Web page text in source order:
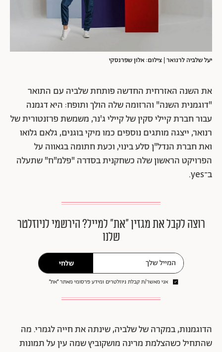
יעל שלביה לרנואר | צילום: אלון שפרנסקי
את השנה האזרחית החדשה פותחת שלביה עם התואר
"דוגמנית השנה" והרזומה שלה הולך ותופח: היא דגמנה
עבור חברת קיילי סקין של קיילי ג'נר, משמשת פרזנטורית של
רנואר, ייצגה מותגים נוספים כמו מיקי בוגנים, גלאם גלואו
ואת חברת הנדל"ן סלע בינוי, וכעת חתומה בגאווה על
הפרויקט הראשון שלה כשחקנית בסדרה "פלמ"ח" שתעלה
ב־yes.
רוצה לקבל את מגזין ״את״ למייל? הירשמי לניוזלטר
שלנו
שלחי
אני מאשר/ת קבלת ניוזלטרים ומידע פרסומי מאתר ״את״
הדוגמנות, במקרה של שלביה, שינתה את חייה לגמרי. מה
שהתחיל כשהצלמת מרינה מושקוביץ שמה עין על תמונות